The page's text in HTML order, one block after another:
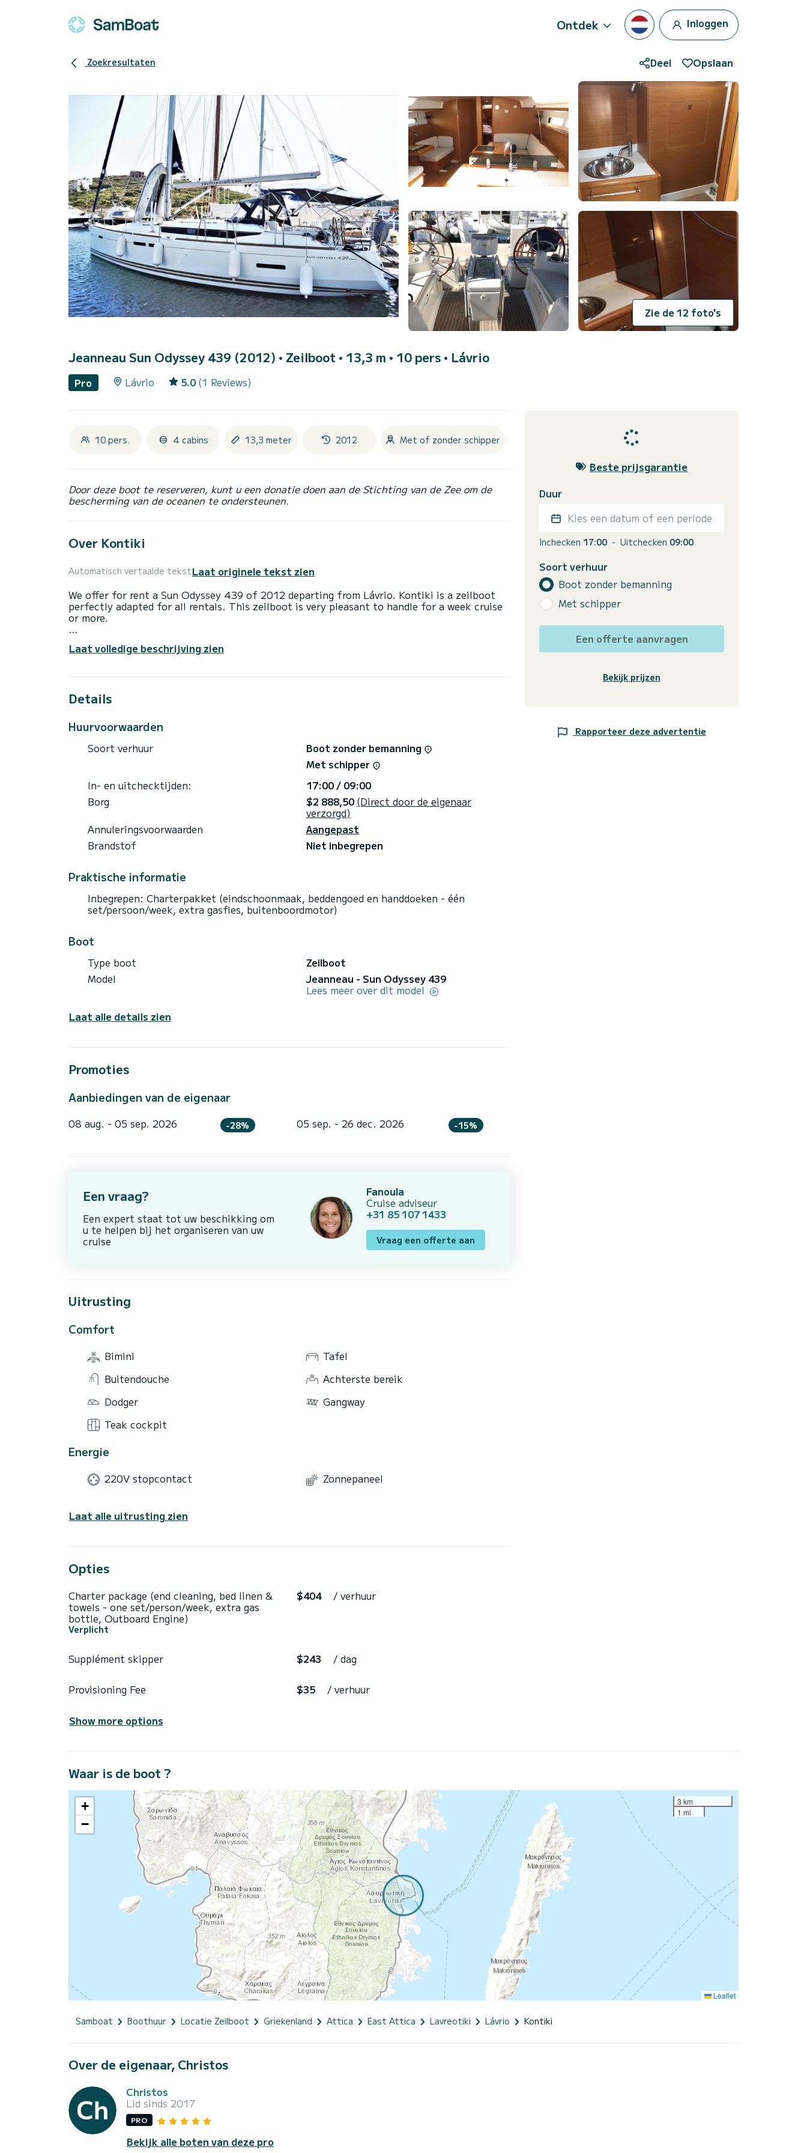
Ontdek Inloggen
Zoekresultaten Deel Opslaan
Zie de 12 foto's
Jeanneau Sun Odyssey 439 (2012) • Zeilboot • 13,3 m • 10 pers • Lávrio
Pro Lávrio 5.0 (1 Reviews)
10 pers. 4 cabins 13,3 meter 2012 Met of zonder schipper
Door deze boot te reserveren, kunt u een donatie doen aan de Stichting van de Zee om de
bescherming van de oceanen te ondersteunen.
Over Kontiki
Automatisch vertaalde tekstLaat originele tekst zien
We offer for rent a Sun Odyssey 439 of 2012 departing from Lávrio. Kontiki is a zeilboot
perfectly adapted for all rentals. This zeilboot is very pleasant to handle for a week cruise
or more.
of 13 meters, it will be your best ally to spend an exceptional vacation on the water in the
uitrusting: Automatische piloot.
We invite you to request a quote directly via the platform, we will get back to you with our
best offers.
Laat volledige beschrijving zien
Details
Huurvoorwaarden
Soort verhuur
Boot zonder bemanning
Met schipper
In- en uitchecktijden:
17:00 / 09:00
Borg
$2 888,50 (Direct door de eigenaar
verzorgd)
Annuleringsvoorwaarden
Aangepast
Brandstof
Niet inbegrepen
Praktische informatie
Inbegrepen: Charterpakket (eindschoonmaak, beddengoed en handdoeken - één
set/persoon/week, extra gasfles, buitenboordmotor)
Boot
Type boot
Zeilboot
Model
Jeanneau - Sun Odyssey 439
Lees meer over dit model
Laat alle details zien
Promoties
Aanbiedingen van de eigenaar
08 aug. - 05 sep. 2026 -28% 05 sep. - 26 dec. 2026 -15%
Een vraag?
Een expert staat tot uw beschikking om
u te helpen bij het organiseren van uw
cruise
Fanoula
Cruise adviseur
+31 85 107 1433
Vraag een offerte aan
Uitrusting
Comfort
Bimini
Tafel
Buitendouche
Achterste bereik
Dodger
Gangway
Teak cockpit
Energie
220V stopcontact Zonnepaneel
Laat alle uitrusting zien
Opties
Charter package (end cleaning, bed linen &
towels - one set/person/week, extra gas
bottle, Outboard Engine)
Verplicht
$404 / verhuur
Supplément skipper $243 / dag
Provisioning Fee $35 / verhuur
Show more options
Beste prijsgarantie
Duur
Kies een datum of een periode
Inchecken 17:00 - Uitchecken 09:00
Soort verhuur
Boot zonder bemanning
Met schipper
Een offerte aanvragen
Bekijk prijzen
Rapporteer deze advertentie
Waar is de boot ?
+
−
3 km
1 mi
Leaflet
Samboat Boothuur Locatie Zeilboot Griekenland Attica East Attica Lavreotiki Lávrio Kontiki
Over de eigenaar, Christos
Christos
Lid sinds 2017
PRO
Bekijk alle boten van deze pro